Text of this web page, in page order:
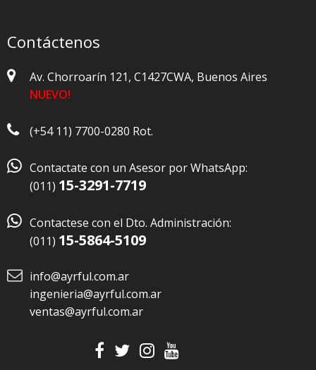
Contáctenos
Av. Chorroarín 121, C1427CWA, Buenos Aires
NUEVO!
(+54 11) 7700-0280 Rot.
 Contactate con un Asesor por WhatsApp:
(011) 15-3291-7719
 Contactese con el Dto. Administración:
(011) 15-5864-5109
info@ayrful.com.ar
ingenieria@ayrful.com.ar
ventas@ayrful.com.ar